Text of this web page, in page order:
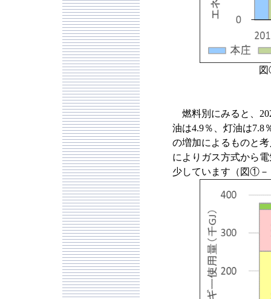
燃料別にみると、
油は4.9％、灯油は7.8
の増加によるものと
によりガス方式から
少しています（図①－